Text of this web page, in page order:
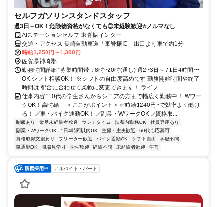
セルフガソリンスタンドスタッフ
週3日～OK！危険物資格がなくても◎未経験歓迎⭐ノルマなし
AIステーションセルフ 東脊振インター
交通・アクセス 長崎自動車道「東脊振IC」出口より車で約1分
時給1,250円～1,300円
佐賀県神埼郡
勤務時間詳細 "募集時間帯：8時~20時(通し) 週2~3日～ / 1日4時間〜
OK シフト相談OK！ ※シフトの自由度高めです 勤務開始時間や終了
時間は 都合に合わせて柔軟に変更できます！ ライフ...
仕事内容 "10代の学生さんからシニアの方まで幅広く勤務中！ Wワー
クOK！高時給！ ＜ここがポイント＞ ✅時給1240円~で効率よく働け
る！ ✅車・バイク通勤OK！ ✅副業・WワークOK ✅資格取...
制服あり 業界未経験者歓迎 ランチタイム 扶養内勤務OK
社員登用あり
副業・WワークOK
1日4時間以内OK 主婦・主夫歓迎
60代も応募可
資格取得支援あり
フリーター歓迎 バイク通勤OK シフト自由
学歴不問
車通勤OK
職場見学可 学生歓迎 経験不問 未経験者歓迎 午前
アルバイト・パート